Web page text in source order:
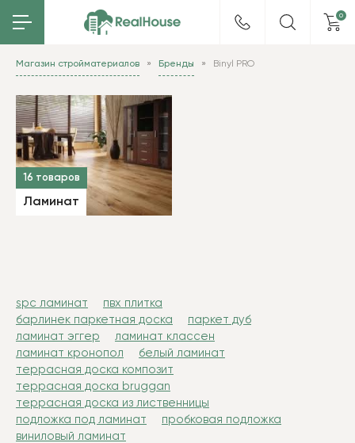
0
Магазин стройматериалов Бренды Binyl PRO
16 товаров
Ламинат
spc ламинат
пвх плитка
барлинек паркетная доска
паркет дуб
ламинат эггер
ламинат классен
ламинат кронопол
белый ламинат
террасная доска композит
террасная доска bruggan
террасная доска из лиственницы
подложка под ламинат
пробковая подложка
виниловый ламинат